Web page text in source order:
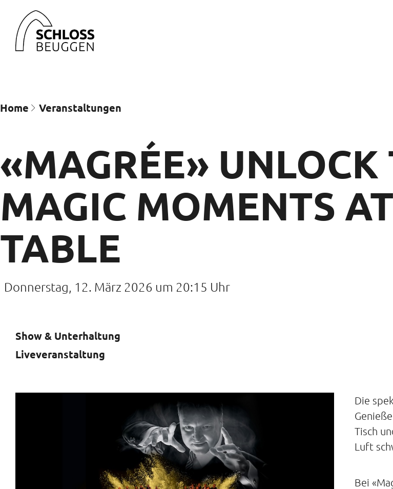
Home Veran­staltungen
«MAGRÉE» UNLOCK
MAGIC MOMENTS
TABLE
Donnerstag, 12. März 2026 um 20:15 Uhr
Show & Unterhaltung
Liveveranstaltung
Die
Tisch
Luft
Bei